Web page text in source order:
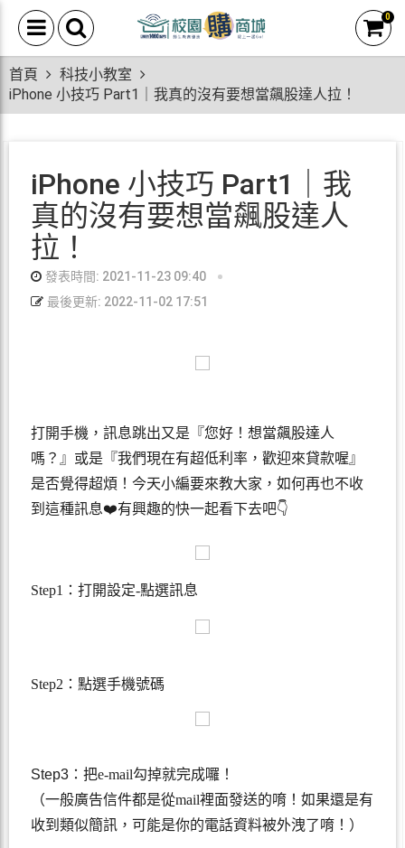
0
首頁
科技小教室
iPhone 小技巧 Part1｜我真的沒有要想當飆股達人拉！
iPhone 小技巧 Part1｜我
真的沒有要想當飆股達人
拉！
發表時間: 2021-11-23 09:40
最後更新: 2022-11-02 17:51
打開手機，訊息跳出又是『您好！想當飆股達人
嗎？』或是『我們現在有超低利率，歡迎來貸款喔』
是否覺得超煩！ 今天小編要來教大家，如何再也不收
到這種訊息❤️有興趣的快一起看下去吧👇
Step1：打開設定-點選訊息
Step2：點選手機號碼
Step3：把e-mail勾掉就完成囉！
（一般廣告信件都是從mail裡面發送的唷！如果還是有
收到類似簡訊，可能是你的電話資料被外洩了唷！）